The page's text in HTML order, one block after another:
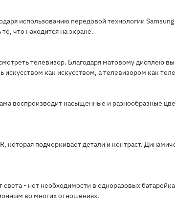
использованию передовой технологии
что находится на экране.
телевизор. Благодаря матовому дисплею
как искусством, а телевизором как
воспроизводит насыщенные и разнообразные
подчеркивает детали и контраст.
- нет необходимости в одноразовых
во многих отношениях.